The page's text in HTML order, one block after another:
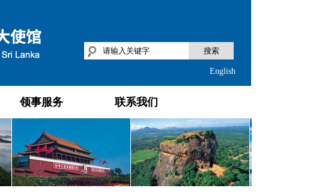
搜索
English
领事服务 联系我们